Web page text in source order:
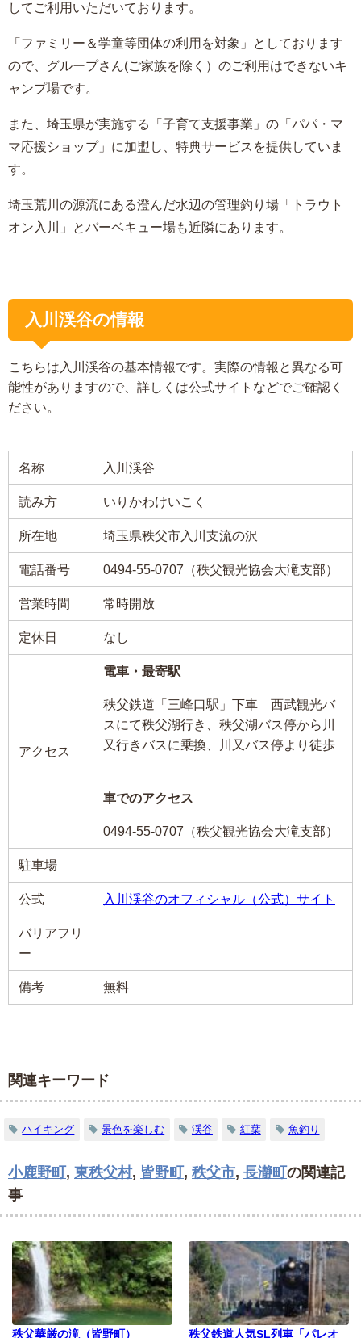
してご利用いただいております。
「ファミリー＆学童等団体の利用を対象」としております
ので、グループさん(ご家族を除く）のご利用はできないキ
ャンプ場です。
また、埼玉県が実施する「子育て支援事業」の「パパ・マ
マ応援ショップ」に加盟し、特典サービスを提供していま
す。
埼玉荒川の源流にある澄んだ水辺の管理釣り場「トラウト
オン入川」とバーベキュー場も近隣にあります。
入川渓谷の情報
こちらは入川渓谷の基本情報です。実際の情報と異なる可
能性がありますので、詳しくは公式サイトなどでご確認く
ださい。
名称 入川渓谷
読み方 いりかわけいこく
所在地 埼玉県秩父市入川支流の沢
電話番号 0494-55-0707（秩父観光協会大滝支部）
営業時間 常時開放
定休日 なし
アクセス
電車・最寄駅
秩父鉄道「三峰口駅」下車 西武観光バ
スにて秩父湖行き、秩父湖バス停から川
又行きバスに乗換、川又バス停より徒歩
車でのアクセス
0494-55-0707（秩父観光協会大滝支部）
駐車場
公式 入川渓谷のオフィシャル（公式）サイト
バリアフリ
ー
備考 無料
関連キーワード
ハイキング 景色を楽しむ 渓谷 紅葉 魚釣り
小鹿野町 , 東秩父村, 皆野町 , 秩父市, 長瀞町 の関連記
事
秩父華厳の滝（皆野町） 秩父鉄道人気SL列車「パレオ